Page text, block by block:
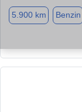
5.900 km Benzin